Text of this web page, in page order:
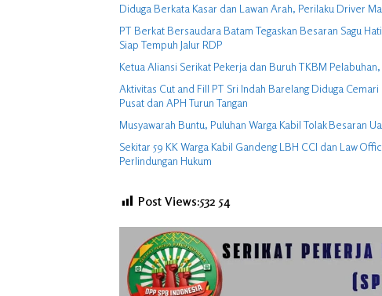
Diduga Berkata Kasar dan Lawan Arah, Perilaku Driver
PT Berkat Bersaudara Batam Tegaskan Besaran Sagu
Siap Tempuh Jalur RDP
Ketua Aliansi Serikat Pekerja dan Buruh TKBM
Aktivitas Cut and Fill PT Sri Indah Barelang Diduga
Pusat dan APH Turun Tangan
Musyawarah Buntu, Puluhan Warga Kabil Tolak Besaran
Sekitar 59 KK Warga Kabil Gandeng LBH CCI dan Law
Perlindungan Hukum
Post Views:532 54